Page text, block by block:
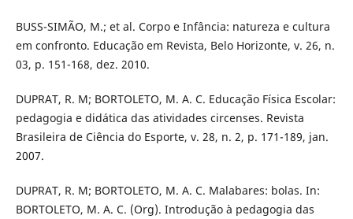
BUSS-SIMÃO, M.; et al. Corpo e Infância: natureza e cultura
em confronto. Educação em Revista, Belo Horizonte, v. 26, n.
03, p. 151-168, dez. 2010.
DUPRAT, R. M; BORTOLETO, M. A. C. Educação Física Escolar:
pedagogia e didática das atividades circenses. Revista
Brasileira de Ciência do Esporte, v. 28, n. 2, p. 171-189, jan.
2007.
DUPRAT, R. M; BORTOLETO, M. A. C. Malabares: bolas. In:
BORTOLETO, M. A. C. (Org). Introdução à pedagogia das